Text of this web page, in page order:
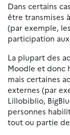
Dans certains
être transmises
(par exemple,
participation
La plupart des
Moodle et donc
mais certaines
externes (par
Lillobiblio,
personnes
tout ou partie